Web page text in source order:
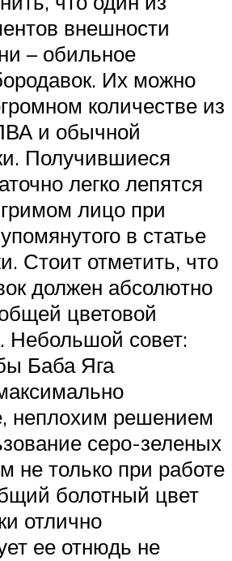
внешности
– обильное
Их можно
количестве из
и обычной
Получившиеся
легко лепятся
лицо при
в статье
Стоит отметить, что
должен абсолютно
цветовой
Небольшой совет:
Баба Яга
неплохим решением
серо-зеленых
не только при работе
болотный цвет
отлично
ее отнюдь не